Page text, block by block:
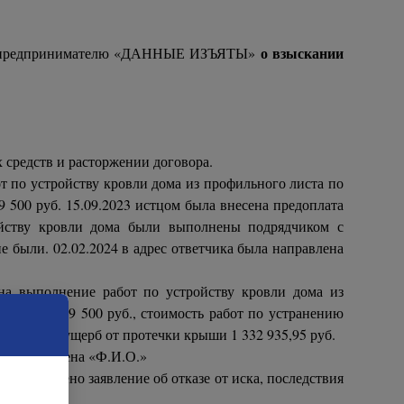
предпринимателю «ДАННЫЕ ИЗЪЯТЫ» о взыскании
и расторжении договора.
устройству кровли дома из профильного листа по
руб. 15.09.2023 истцом была внесена предоплата
кровли дома были выполнены подрядчиком с
02.02.2024 в адрес ответчика была направлена
работ по устройству кровли дома из
139 500 руб., стоимость работ по устранению
341 руб., ущерб от протечки крыши 1 332 935,95 руб.
привлечена «Ф.И.О.»
заявление об отказе от иска, последствия